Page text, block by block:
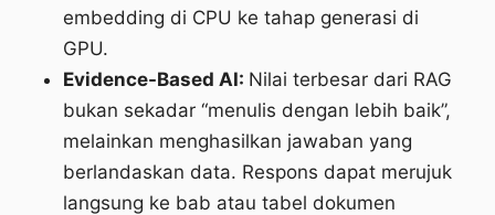
embedding di CPU ke tahap generasi di
GPU.
Evidence-Based AI: Nilai terbesar dari RAG
bukan sekadar “menulis dengan lebih baik”,
melainkan menghasilkan jawaban yang
berlandaskan data. Respons dapat merujuk
langsung ke bab atau tabel dokumen